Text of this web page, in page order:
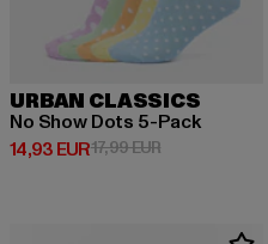
URBAN CLASSICS
No Show Dots 5-Pack
14,93 EUR
Derzeitiger Preis: 14,93 EUR
17,99 EURAktionspreis: